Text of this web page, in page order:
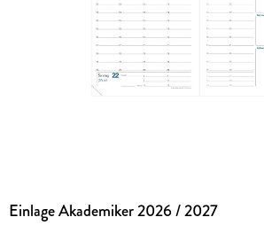
Einlage Akademiker 2026 / 2027